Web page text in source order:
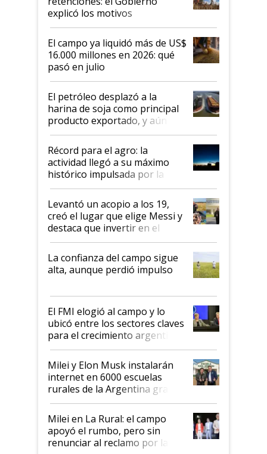
explicó los motivos
El campo ya liquidó más de US$
16.000 millones en 2026: qué
pasó en julio
El petróleo desplazó a la
harina de soja como principal
producto exportado, y aún así
el agro aportó casi seis de cada
diez dólares y sostuvo el
liderazgo en un semestre
récord
Récord para el agro: la
actividad llegó a su máximo
histórico impulsada por la
cosecha y las exportaciones
Levantó un acopio a los 19,
creó el lugar que elige Messi y
destaca que invertir en el
kirchnerismo era como "darle
plata a un hijo para droga":
Juan Félix Rossetti, el libertario
que de una dura crisis salió
de Milei
La confianza del campo sigue
alta, aunque perdió impulso
El FMI elogió al campo y lo
ubicó entre los sectores claves
para el crecimiento argentino
Milei y Elon Musk instalarán
internet en 6000 escuelas
rurales de la Argentina gracias
a un acuerdo con Starlink
Milei en La Rural: el campo
apoyó el rumbo, pero sin
renunciar al reclamo por las